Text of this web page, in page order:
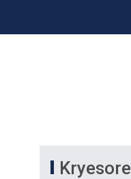
Kryesore